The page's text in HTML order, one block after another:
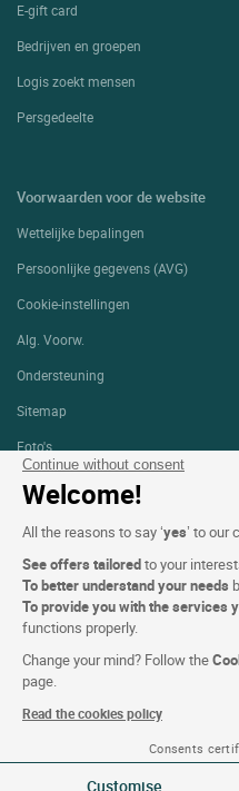
Continue without consent
Welcome!
All the reasons to say ‘yes’ to our
See offers tailoredto your
To better understand your needs
To provide you with the services
functions properly.
Change your mind? Follow the
page.
Read the cookies policy
Consents
Customise
07-08 aug 2026
2 reizigers | 1 kamer
E-gift card
Bedrijven en groepen
Logis zoekt mensen
Persgedeelte
Voorwaarden voor de website
Wettelijke bepalingen
Persoonlijke gegevens (AVG)
Cookie-instellingen
Alg. Voorw.
Ondersteuning
Sitemap
Foto's
VOLG ONS
Logis copyright © 2026 Alle rechten